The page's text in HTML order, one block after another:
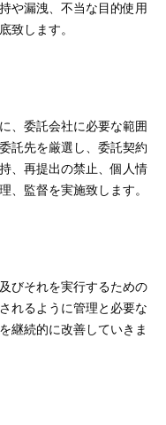
や漏洩、不当な目的使用
致します。
、委託会社に必要な範囲
託先を厳選し、委託契約
、再提出の禁止、個人情
、監督を実施致します。
びそれを実行するための
れるように管理と必要な
継続的に改善していきま